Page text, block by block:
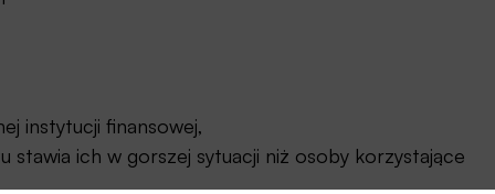
instytucji finansowej,
ich w gorszej sytuacji niż osoby korzystające